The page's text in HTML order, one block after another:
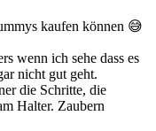
kaufen können 😅
wenn ich sehe dass es
nicht gut geht.
die Schritte, die
Halter. Zaubern